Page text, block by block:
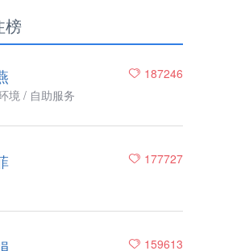
榜
187246
境 / 自助服务
177727
159613